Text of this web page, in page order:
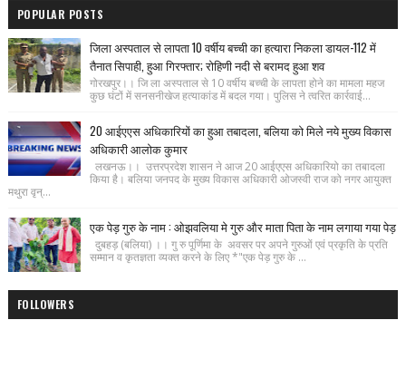
POPULAR POSTS
जिला अस्पताल से लापता 10 वर्षीय बच्ची का हत्यारा निकला डायल-112 में
तैनात सिपाही, हुआ गिरफ्तार; रोहिणी नदी से बरामद हुआ शव
गोरखपुर।। जि ला अस्पताल से 10 वर्षीय बच्ची के लापता होने का मामला महज
कुछ घंटों में सनसनीखेज हत्याकांड में बदल गया। पुलिस ने त्वरित कार्रवाई...
20 आईएएस अधिकारियों का हुआ तबादला, बलिया को मिले नये मुख्य विकास
अधिकारी आलोक कुमार
लखनऊ।। उत्तरप्रदेश शासन ने आज 20 आईएएस अधिकारियो का तबादला
किया है। बलिया जनपद के मुख्य विकास अधिकारी ओजस्वी राज को नगर आयुक्त
मथुरा वृन्...
एक पेड़ गुरु के नाम : ओझवलिया मे गुरु और माता पिता के नाम लगाया गया पेड़
दुबहड़ (बलिया) ।। गु रु पूर्णिमा के अवसर पर अपने गुरुओं एवं प्रकृति के प्रति
सम्मान व कृतज्ञता व्यक्त करने के लिए *"एक पेड़ गुरु के ...
FOLLOWERS